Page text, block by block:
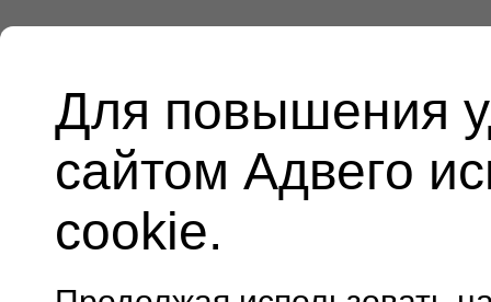
Для повышения
сайтом Адвего
cookie.